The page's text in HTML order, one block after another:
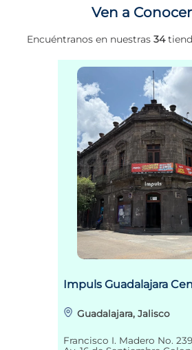
Ven a
Encuéntranos en nuestras 34
Impuls Guadalajara
Guadalajara, Jalisco
Francisco I. Madero No.